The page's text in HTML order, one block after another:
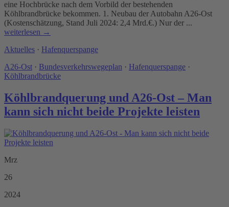
eine Hochbrücke nach dem Vorbild der bestehenden
Köhlbrandbrücke bekommen. 1. Neubau der Autobahn A26-Ost
(Kostenschätzung, Stand Juli 2024: 2,4 Mrd.€.) Nur der ...
weiterlesen →
Aktuelles · Hafenquerspange
A26-Ost · Bundesverkehrswegeplan · Hafenquerspange ·
Köhlbrandbrücke
Köhlbrandquerung und A26-Ost – Man
kann sich nicht beide Projekte leisten
Mrz
26
2024